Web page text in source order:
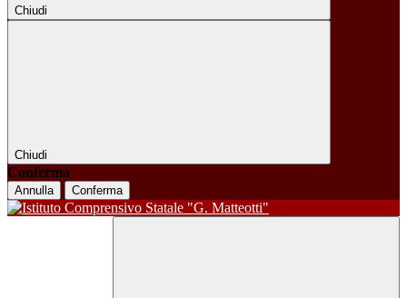
Chiudi
Chiudi
Conferma
Annulla Conferma